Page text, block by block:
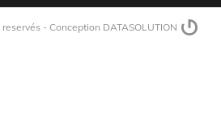
- Conception DATASOLUTION